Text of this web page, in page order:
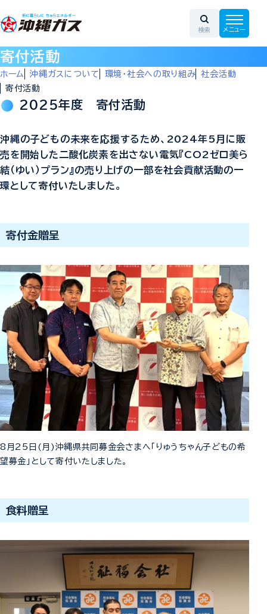
寄付活動
ホーム 沖縄ガスについて 環境・社会への取り組み
社会活動
寄付活動
2025年度 寄付活動
沖縄の子どもの未来を応援するため、2024年5月に販
売を開始した二酸化炭素を出さない電気『CO2ゼロ美ら
結（ゆい）プラン』の売り上げの一部を社会貢献活動の一
環として寄付いたしました。
寄付金贈呈
8月25日(月)沖縄県共同募金会さまへ「りゅうちゃん子どもの希
望募金」として寄付いたしました。
食料贈呈